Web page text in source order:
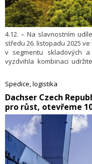
4.12. – Na slavnostním
středu 26. listopadu 2025
v segmentu skladových
vyzdvihla kombinaci
Business Park Ostrov
v CTParku Blučina a třetí
Paskov.
Spedice, logistika
​Dachser Czech
pro růst, otevřeme